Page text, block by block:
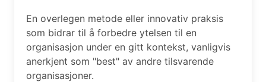
En overlegen metode eller innovativ praksis
som bidrar til å forbedre ytelsen til en
organisasjon under en gitt kontekst, vanligvis
anerkjent som "best" av andre tilsvarende
organisasjoner.